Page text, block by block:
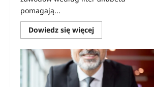
pomagają...
Dowiedz się więcejDowiedz
się
o
Zawody
na
B
–